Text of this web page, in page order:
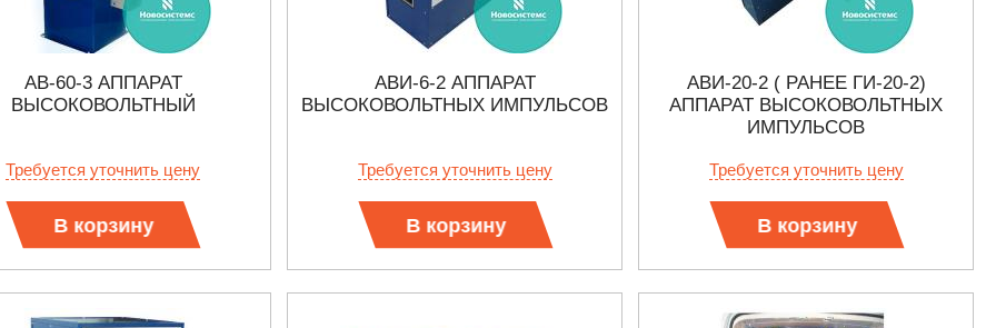
АВ-60-3 АППАРАТ
ВЫСОКОВОЛЬТНЫЙ
Требуется уточнить цену
В корзину
АВИ-6-2 АППАРАТ
ВЫСОКОВОЛЬТНЫХ ИМПУЛЬСОВ
Требуется уточнить цену
В корзину
АВИ-20-2 ( РАНЕЕ ГИ-20-2)
АППАРАТ ВЫСОКОВОЛЬТНЫХ
ИМПУЛЬСОВ
Требуется уточнить цену
В корзину